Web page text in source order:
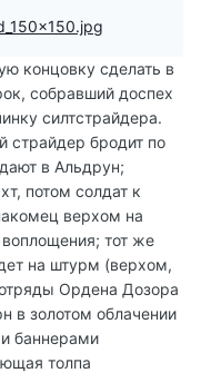
концовку сделать в
собравший доспех
силтстрайдера.
страйдер бродит по
в Альдрун;
потом солдат к
верхом на
тот же
на штурм (верхом,
Ордена Дозора
в золотом облачении
баннерами
толпа